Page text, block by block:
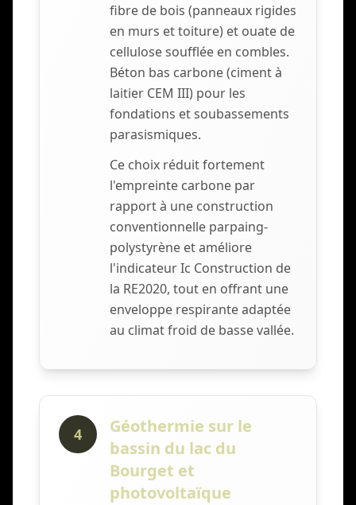
fibre de bois (panneaux rigides
en murs et toiture) et ouate de
cellulose soufflée en combles.
Béton bas carbone (ciment à
laitier CEM III) pour les
fondations et soubassements
parasismiques.
Ce choix réduit fortement
l'empreinte carbone par
rapport à une construction
conventionnelle parpaing-
polystyrène et améliore
l'indicateur Ic Construction de
la RE2020, tout en offrant une
enveloppe respirante adaptée
au climat froid de basse vallée.
4
Géothermie sur le
bassin du lac du
Bourget et
photovoltaïque